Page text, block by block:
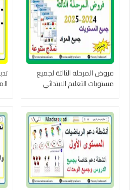
فروض المرحلة الثالثة لجميع
مستويات التعليم الابتدائي